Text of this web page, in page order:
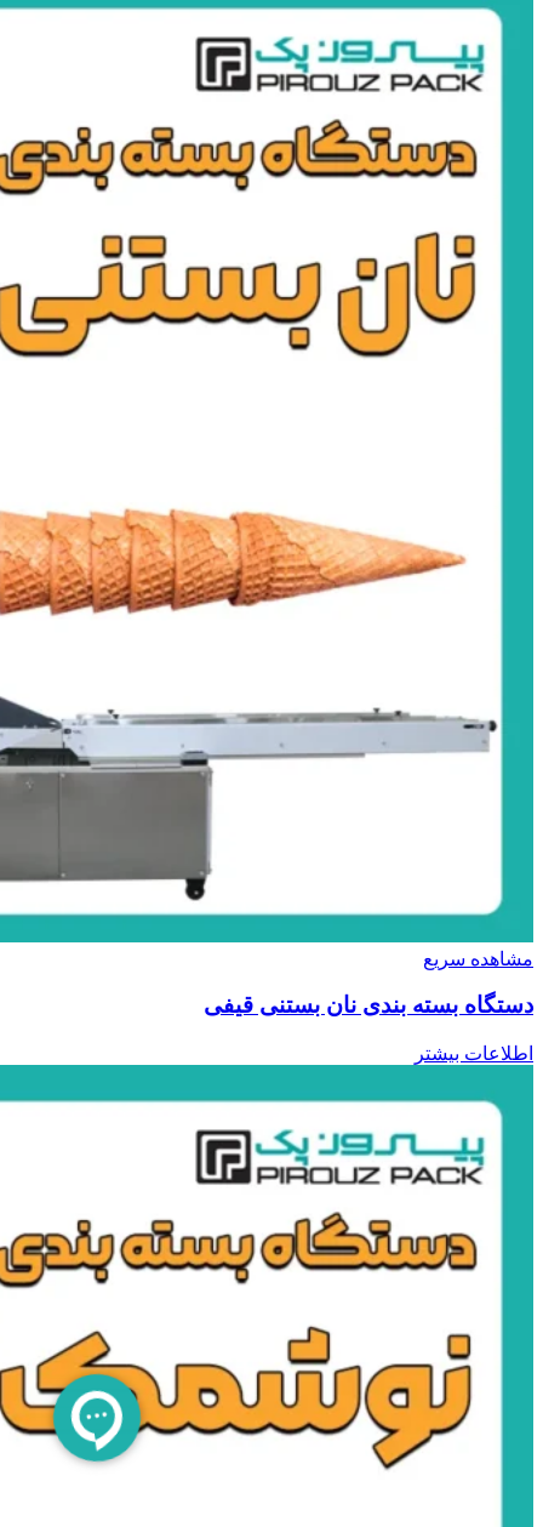
مشاهده سریع
دستگاه بسته بندی نان بستنی قیفی
اطلاعات بیشتر